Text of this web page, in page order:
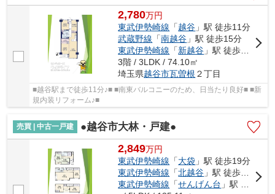
2,780万円
東武伊勢崎線 「越谷 」駅 徒歩11分
武蔵野線 「南越谷 」駅 徒歩15分
東武伊勢崎線 「新越谷 」駅 徒歩15分
3階 / 3LDK / 74.10㎡
埼玉県越谷市瓦曽根 ２丁目
■越谷駅まで徒歩11分♪■ ■南東バルコニーのため、日当たり良好■ ■新
規内装リフォーム♪■
売買 | 中古一戸建 ●越谷市大林・戸建●
2,849万円
東武伊勢崎線 「大袋 」駅 徒歩19分
東武伊勢崎線 「北越谷 」駅 徒歩20分
東武伊勢崎線 「せんげん台 」駅 徒歩40分